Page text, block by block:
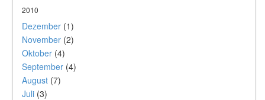
2010
Dezember (1)
November (2)
Oktober (4)
September (4)
August (7)
Juli (3)